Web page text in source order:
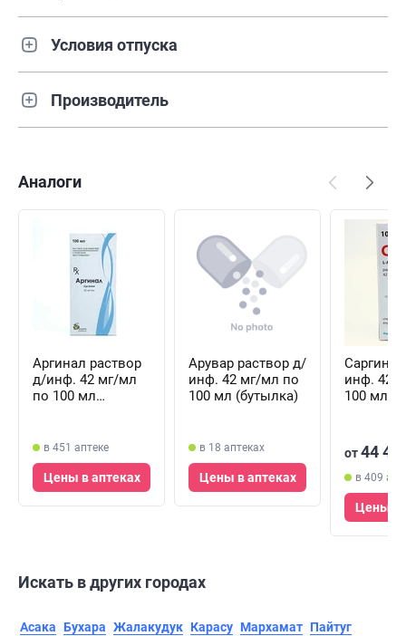
Условия отпуска
Производитель
Аналоги
Аргинал раствор
д/инф. 42 мг/мл
по 100 мл
в 451 аптеке
Цены в аптеках
Арувар раствор д/
инф. 42 мг/мл по
100 мл (бутылка)
в 18 аптеках
Цены в аптеках
Саргин
инф. 42
100 мл
от44
в 409
Цены в
Искать в других городах
Асака Бухара Жалакудук Карасу Мархамат Пайтуг